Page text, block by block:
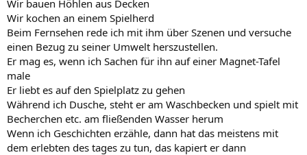
Wir bauen Höhlen aus Decken
Wir kochen an einem Spielherd
Beim Fernsehen rede ich mit ihm über Szenen und versuche
einen Bezug zu seiner Umwelt herszustellen.
Er mag es, wenn ich Sachen für ihn auf einer Magnet-Tafel
male
Er liebt es auf den Spielplatz zu gehen
Während ich Dusche, steht er am Waschbecken und spielt mit
Becherchen etc. am fließenden Wasser herum
Wenn ich Geschichten erzähle, dann hat das meistens mit
dem erlebten des tages zu tun, das kapiert er dann